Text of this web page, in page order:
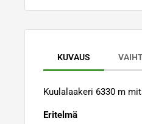
KUVAUS
Kuulalaakeri 6330 m
Eritelmä